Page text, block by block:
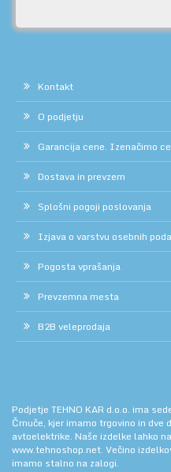
Kontakt
O podjetju
Garancija cene. Izenačimo
Dostava in prevzem
Splošni pogoji poslovanja
Izjava o varstvu osebnih
Pogosta vprašanja
Prevzemna mesta
B2B veleprodaja
Podjetje TEHNO KAR d.o.o. ima
Črnuče, kjer imamo trgovino in
avtoelektrike. Naše izdelke lahko
www.tehnoshop.net. Večino
imamo stalno na zalogi.